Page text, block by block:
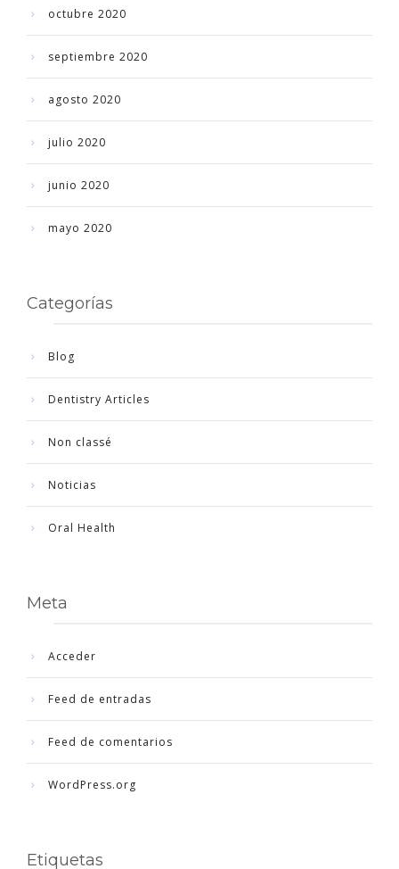
octubre 2020
septiembre 2020
agosto 2020
julio 2020
junio 2020
mayo 2020
Categorías
Blog
Dentistry Articles
Non classé
Noticias
Oral Health
Meta
Acceder
Feed de entradas
Feed de comentarios
WordPress.org
Etiquetas